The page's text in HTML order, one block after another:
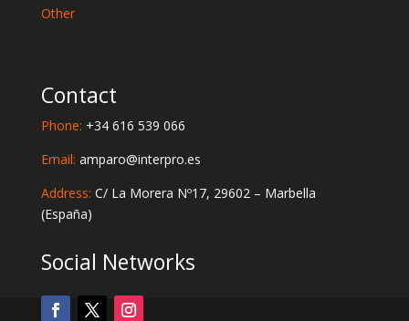
Other
Contact
Phone: +34 616 539 066
Email: amparo@interpro.es
Address: C/ La Morera Nº17, 29602 – Marbella
(España)
Social Networks